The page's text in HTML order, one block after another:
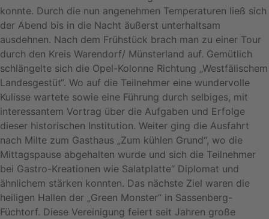
konnte. Durch die nun angenehmen Temperaturen ließ sich
der Abend bis in die Nacht äußerst unterhaltsam
ausdehnen. Nach dem Frühstück brach man zu einer Tour
durch den Kreis Warendorf/ Münsterland auf. Gemütlich
schlängelte sich die Opel-Kolonne Richtung „Westfälischem
Landesgestüt“. Wo auf die Teilnehmer eine wundervolle
Kulisse wartete sowie eine Führung durch selbiges, mit
interessantem Vortrag über die Aufgaben und Erfolge
dieser historischen Institution. Weiter ging die Ausfahrt
nach Milte zum Gasthaus „Zum kühlen Grund“, wo die
Mittagspause abgehalten wurde und sich die Teilnehmer
bei Gastro-Kreationen wie Salatplatte“ Diplomat und
ähnlichem stärken konnten. Das nächste Ziel waren die
heiligen Hallen der „Green Monster“ in Sassenberg-
Füchtorf. Diese Vereinigung feiert seit Jahren große